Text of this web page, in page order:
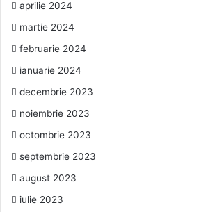
aprilie 2024
martie 2024
februarie 2024
ianuarie 2024
decembrie 2023
noiembrie 2023
octombrie 2023
septembrie 2023
august 2023
iulie 2023